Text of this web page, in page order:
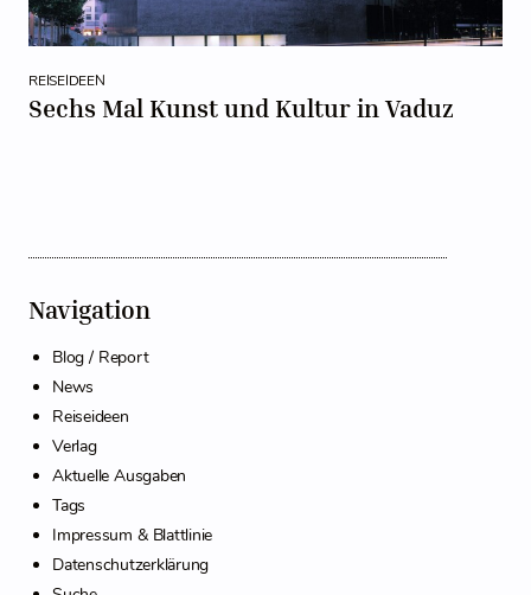
REISEIDEEN
Sechs Mal Kunst und Kultur in Vaduz
Navigation
Blog / Report
News
Reiseideen
Verlag
Aktuelle Ausgaben
Tags
Impressum & Blattlinie
Datenschutzerklärung